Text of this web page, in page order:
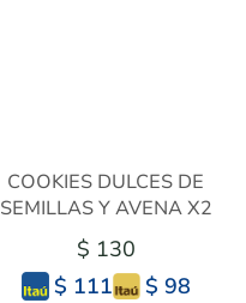
COOKIES DULCES DE
SEMILLAS Y AVENA X2
$ 130
$ 111
$ 98